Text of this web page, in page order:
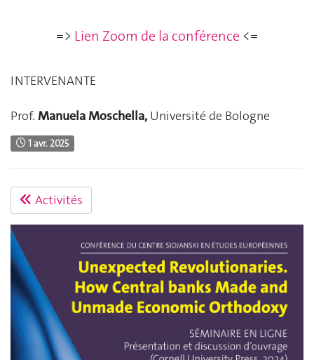
=> Lien Zoom de la conférence <=
INTERVENANTE
Prof. Manuela Moschella, Université de Bologne
1 avr. 2025
Activités